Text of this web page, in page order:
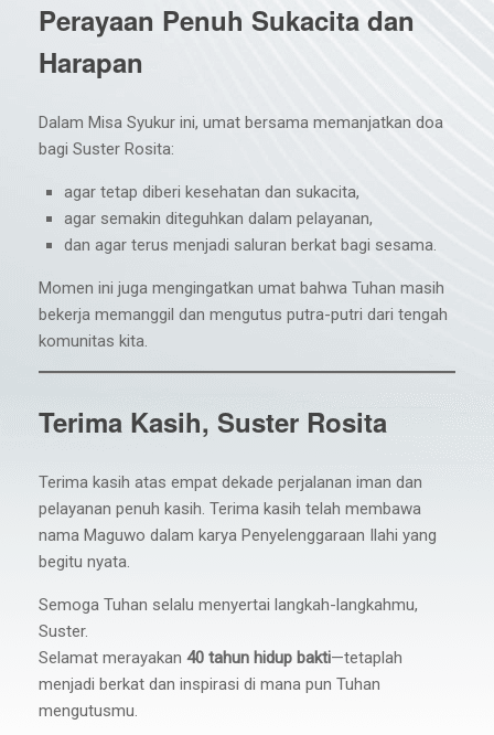
Perayaan Penuh Sukacita dan
Harapan
Dalam Misa Syukur ini, umat bersama memanjatkan doa
bagi Suster Rosita:
agar tetap diberi kesehatan dan sukacita,
agar semakin diteguhkan dalam pelayanan,
dan agar terus menjadi saluran berkat bagi sesama.
Momen ini juga mengingatkan umat bahwa Tuhan masih
bekerja memanggil dan mengutus putra-putri dari tengah
komunitas kita.
Terima Kasih, Suster Rosita
Terima kasih atas empat dekade perjalanan iman dan
pelayanan penuh kasih. Terima kasih telah membawa
nama Maguwo dalam karya Penyelenggaraan Ilahi yang
begitu nyata.
Semoga Tuhan selalu menyertai langkah-langkahmu,
Suster.
Selamat merayakan 40 tahun hidup bakti—tetaplah
menjadi berkat dan inspirasi di mana pun Tuhan
mengutusmu.